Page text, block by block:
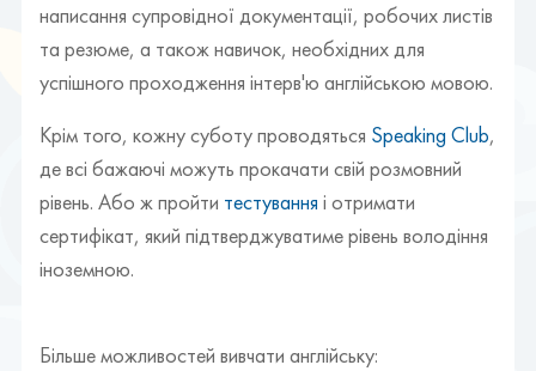
написання супровідної документації, робочих листів
та резюме, а також навичок, необхідних для
успішного проходження інтерв'ю англійською мовою.
Крім того, кожну суботу проводяться Speaking Club,
де всі бажаючі можуть прокачати свій розмовний
рівень. Або ж пройти тестування і отримати
сертифікат, який підтверджуватиме рівень володіння
іноземною.
Більше можливостей вивчати англійську: